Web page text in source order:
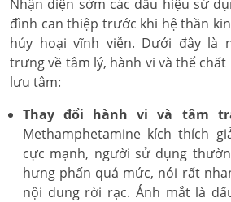
Nhận diện sớm các dấu hiệu sử
đình can thiệp trước khi hệ thần
hủy hoại vĩnh viễn. Dưới đây là
trưng về tâm lý, hành vi và thể
lưu tâm:
Thay đổi hành vi và tâm
Methamphetamine kích thích
cực mạnh, người sử dụng
hưng phấn quá mức, nói rất
nội dung rời rạc. Ánh mắt là